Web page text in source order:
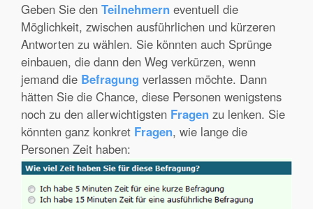
Geben Sie den Teilnehmern eventuell die
Möglichkeit, zwischen ausführlichen und kürzeren
Antworten zu wählen. Sie könnten auch Sprünge
einbauen, die dann den Weg verkürzen, wenn
jemand die Befragung verlassen möchte. Dann
hätten Sie die Chance, diese Personen wenigstens
noch zu den allerwichtigsten Fragen zu lenken. Sie
könnten ganz konkret Fragen, wie lange die
Personen Zeit haben: